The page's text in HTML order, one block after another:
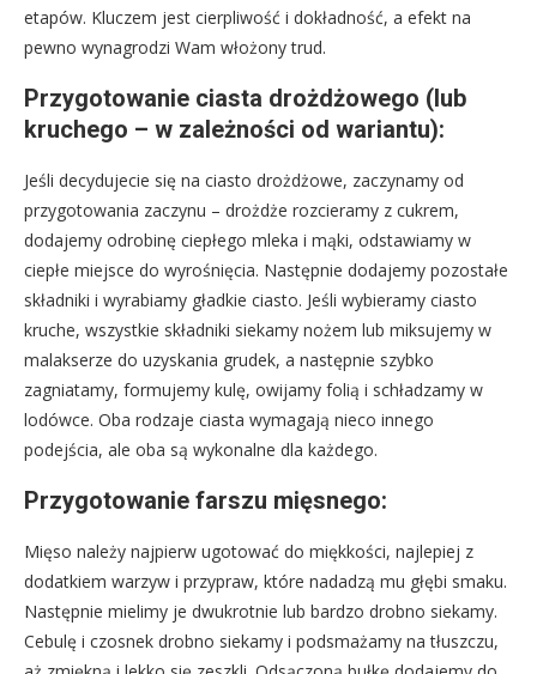
etapów. Kluczem jest cierpliwość i dokładność, a efekt na
pewno wynagrodzi Wam włożony trud.
Przygotowanie ciasta drożdżowego (lub
kruchego – w zależności od wariantu):
Jeśli decydujecie się na ciasto drożdżowe, zaczynamy od
przygotowania zaczynu – drożdże rozcieramy z cukrem,
dodajemy odrobinę ciepłego mleka i mąki, odstawiamy w
ciepłe miejsce do wyrośnięcia. Następnie dodajemy pozostałe
składniki i wyrabiamy gładkie ciasto. Jeśli wybieramy ciasto
kruche, wszystkie składniki siekamy nożem lub miksujemy w
malakserze do uzyskania grudek, a następnie szybko
zagniatamy, formujemy kulę, owijamy folią i schładzamy w
lodówce. Oba rodzaje ciasta wymagają nieco innego
podejścia, ale oba są wykonalne dla każdego.
Przygotowanie farszu mięsnego:
Mięso należy najpierw ugotować do miękkości, najlepiej z
dodatkiem warzyw i przypraw, które nadadzą mu głębi smaku.
Następnie mielimy je dwukrotnie lub bardzo drobno siekamy.
Cebulę i czosnek drobno siekamy i podsmażamy na tłuszczu,